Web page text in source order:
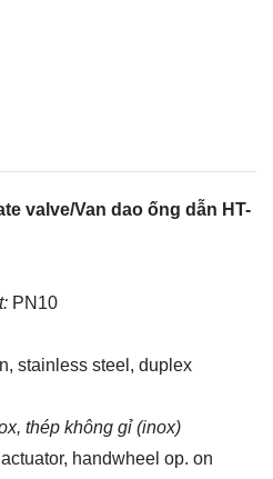
valve/Van dao ống dẫn HT-
PN10
stainless steel, duplex
thép không gỉ (inox)
handwheel op. on